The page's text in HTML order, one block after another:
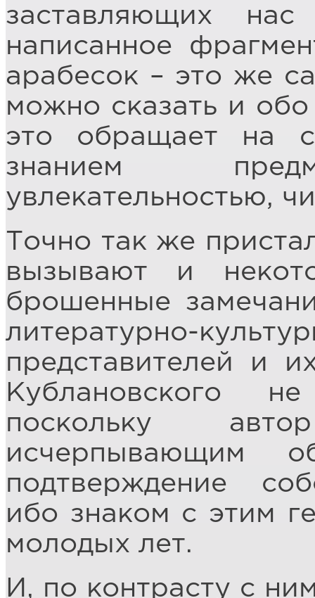
заставляющих
написанное
арабесок – это же
можно сказать и
это обращает на
знанием
увлекательностью,
Точно так же
вызывают и
брошенные
литературно-
представителей и
Кублановского
поскольку
исчерпывающим
подтверждение
ибо знаком с этим
молодых лет.
И, по контрасту с